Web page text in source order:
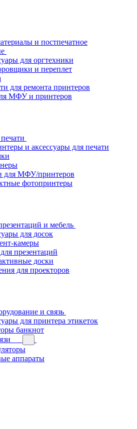
и постпечатное
для оргтехники
и переплет
для ремонта принтеров
МФУ и принтеров
и аксессуары для печати
для МФУ/принтеров
фотопринтеры
и мебель
для досок
камеры
презентаций
доски
для проекторов
и связь
для принтера этикеток
банкнот
аппараты